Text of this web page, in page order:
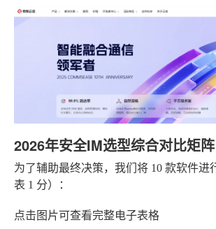
2026年安全IM选型综合对比矩阵
为了辅助最终决策，我们将 10 款软件
表 1 分）：
点击图片可查看完整电子表格